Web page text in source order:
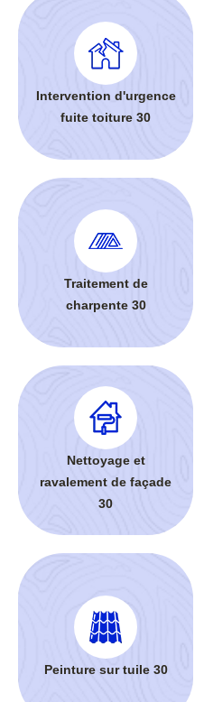
Intervention d'urgence
fuite toiture 30
Traitement de
charpente 30
Nettoyage et
ravalement de façade
30
Peinture sur tuile 30